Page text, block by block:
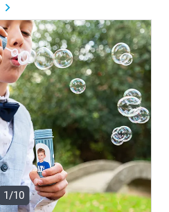
1/10